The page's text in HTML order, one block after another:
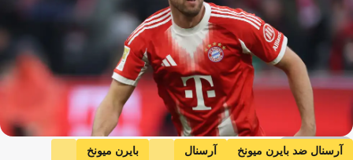
Getty Images
آرسنال ضد بايرن ميونخ آرسنال
بايرن ميونخ